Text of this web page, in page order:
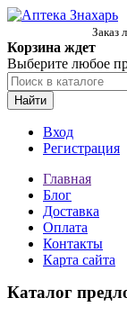
Заказ
Корзина ждет
Выберите любое
Найти
Вход
Регистрация
Главная
Блог
Доставка
Оплата
Контакты
Карта сайта
Каталог